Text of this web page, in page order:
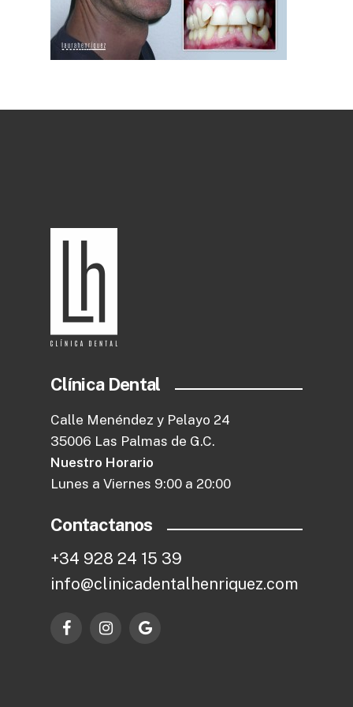
Clínica Dental
Calle Menéndez y Pelayo 24
35006 Las Palmas de G.C.
Nuestro Horario
Lunes a Viernes 9:00 a 20:00
Contactanos
+34 928 24 15 39
info@clinicadentalhenriquez.com